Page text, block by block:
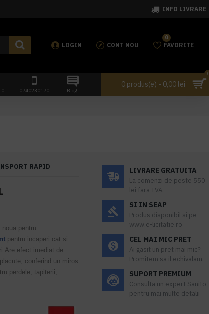
INFO LIVRARE
LOGIN CONT NOU FAVORITE
0
0740230170 Blog
0 produs(e) - 0,00 lei
RAPID
pentru
pentru incaperi cat si
efect imediat de
conferind un miros
perdele, tapiterii,
LIVRARE GRATUITA
La comenzi de peste 550
lei fara TVA.
SI IN SEAP
Produs disponibil si pe
www.e-licitatie.ro
CEL MAI MIC PRET
Ai gasit un pret mai mic?
Promitem sa il echivalam.
SUPORT PREMIUM
Consulta un expert Sanito
pentru mai multe detalii